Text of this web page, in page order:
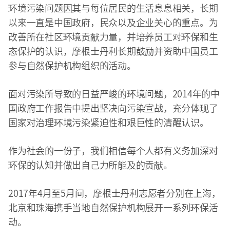
环境污染问题因其与每位居民的生活息息相关，长期
以来一直是中国政府，民众以及企业关心的重点。为
改善所在社区环境贡献力量，并培养员工对环保和生
态保护的认识，摩根士丹利长期鼓励并资助中国员工
参与自然保护机构组织的活动。
面对污染所导致的日益严峻的环境问题，2014年的中
国政府工作报告中提出坚决向污染宣战，充分体现了
国家对治理环境污染紧迫性和艰巨性的清醒认识。
作为社会的一份子，我们相信每个人都有义务加深对
环保的认知并做出自己力所能及的贡献。
2017年4月至5月间，摩根士丹利志愿者分别在上海，
北京和珠海携手当地自然保护机构展开一系列环保活
动。